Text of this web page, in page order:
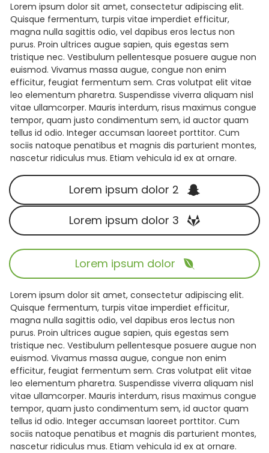
Lorem ipsum dolor sit amet, consectetur adipiscing elit.
Quisque fermentum, turpis vitae imperdiet efficitur,
magna nulla sagittis odio, vel dapibus eros lectus non
purus. Proin ultrices augue sapien, quis egestas sem
tristique nec. Vestibulum pellentesque posuere augue non
euismod. Vivamus massa augue, congue non enim
efficitur, feugiat fermentum sem. Cras volutpat elit vitae
leo elementum pharetra. Suspendisse viverra aliquam nisl
vitae ullamcorper. Mauris interdum, risus maximus congue
tempor, quam justo condimentum sem, id auctor quam
tellus id odio. Integer accumsan laoreet porttitor. Cum
sociis natoque penatibus et magnis dis parturient montes,
nascetur ridiculus mus. Etiam vehicula id ex at ornare.
Lorem ipsum dolor 2
Lorem ipsum dolor 3
Lorem ipsum dolor
Lorem ipsum dolor sit amet, consectetur adipiscing elit.
Quisque fermentum, turpis vitae imperdiet efficitur,
magna nulla sagittis odio, vel dapibus eros lectus non
purus. Proin ultrices augue sapien, quis egestas sem
tristique nec. Vestibulum pellentesque posuere augue non
euismod. Vivamus massa augue, congue non enim
efficitur, feugiat fermentum sem. Cras volutpat elit vitae
leo elementum pharetra. Suspendisse viverra aliquam nisl
vitae ullamcorper. Mauris interdum, risus maximus congue
tempor, quam justo condimentum sem, id auctor quam
tellus id odio. Integer accumsan laoreet porttitor. Cum
sociis natoque penatibus et magnis dis parturient montes,
nascetur ridiculus mus. Etiam vehicula id ex at ornare.